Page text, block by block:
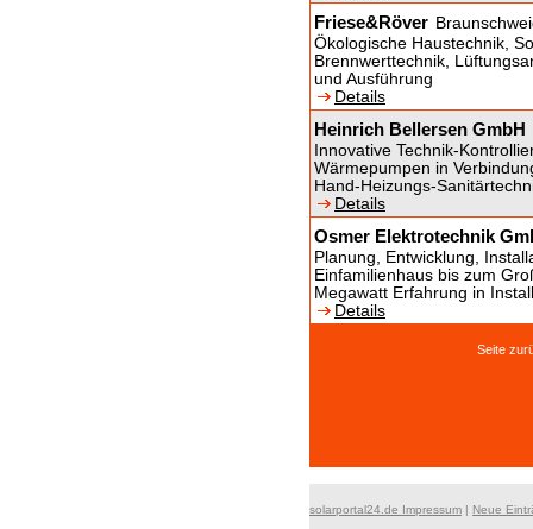
Friese&Röver
Ökologische Haustechnik,
Brennwerttechnik,
und Ausführung
Details
Heinrich Bellersen GmbH
Innovative Technik-
Wärmepumpen in
Hand-Heizungs-
Details
Osmer Elektrotechnik
Planung, Entwicklung,
Einfamilienhaus bis zum
Megawatt Erfahrung in
Details
Seite
solarportal24.de Impressum | Neue